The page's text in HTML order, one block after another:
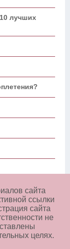
лучших
сайта
ссылки
сайта
не
целях.